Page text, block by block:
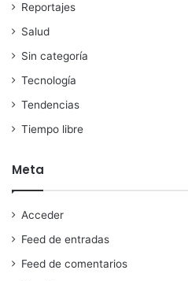
Reportajes
Salud
Sin categoría
Tecnología
Tendencias
Tiempo libre
Meta
Acceder
Feed de entradas
Feed de comentarios